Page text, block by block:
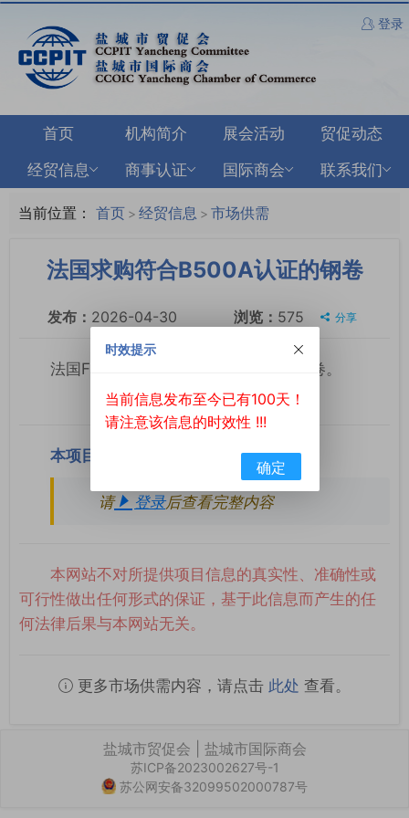
登录
首页 机构简介 展会活动
贸促动态
经贸信息
商事认证 国际商会 联系我们
当前位置： 首页 > 经贸信息 > 市场供需
法国求购符合B500A认证的钢卷
发布： 2026-04-30 浏览： 575 分享
法国Fabemi求购符合B500A认证的钢卷。
本项目联系方式
请 登录后查看完整内容
本网站不对所提供项目信息的真实性、准确性或
可行性做出任何形式的保证，基于此信息而产生的任
何法律后果与本网站无关。
更多市场供需内容，请点击 此处 查看。
盐城市贸促会 | 盐城市国际商会
苏ICP备2023002627号-1
苏公网安备32099502000787号
时效提示
当前信息发布至今已有100天！
请注意该信息的时效性 !!!
确定